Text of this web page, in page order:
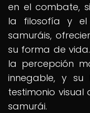
en el combate,
la filosofía y
samuráis,
su forma de
la percepción
innegable, y
testimonio
samurái.